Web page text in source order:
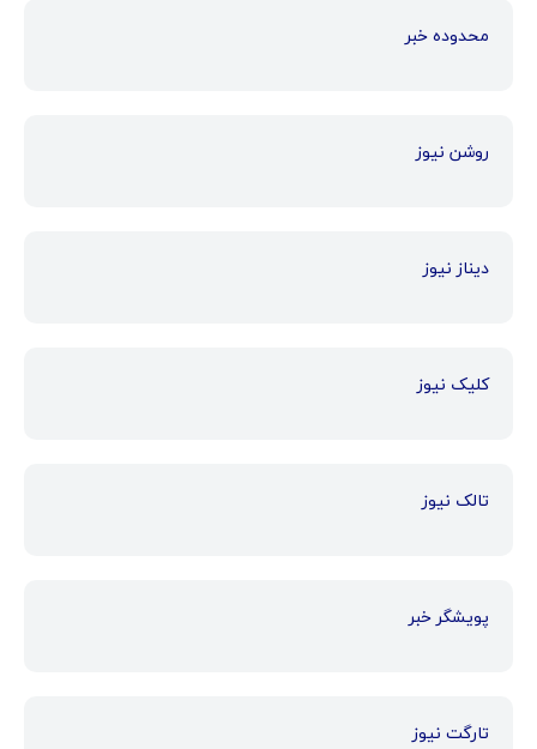
محدوده خبر
روشن نیوز
دیناز نیوز
کلیک نیوز
تالک نیوز
پویشگر خبر
تارگت نیوز